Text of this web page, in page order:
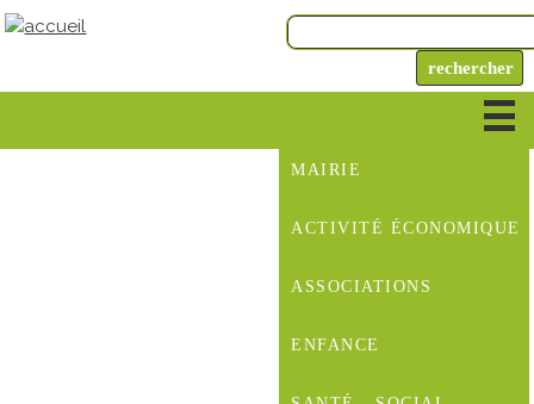
MAIRIE
ACTIVITÉ ÉCONOMIQUE
ASSOCIATIONS
ENFANCE